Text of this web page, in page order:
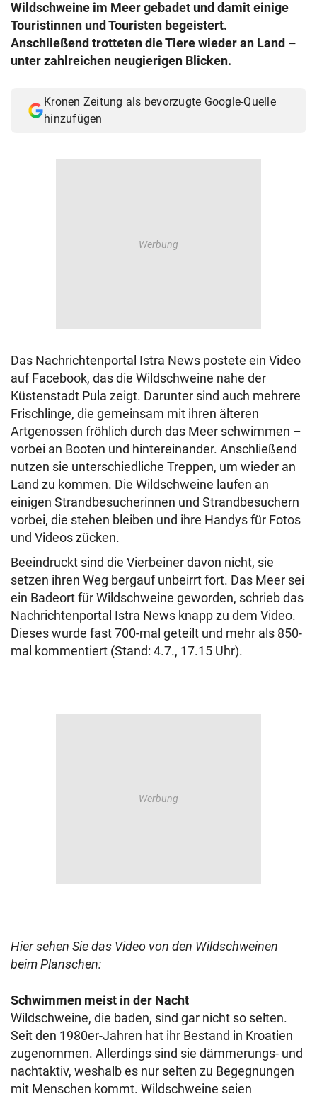
Wildschweine im Meer gebadet und damit einige
Touristinnen und Touristen begeistert.
Anschließend trotteten die Tiere wieder an Land –
unter zahlreichen neugierigen Blicken.
Kronen Zeitung als bevorzugte Google-Quelle
hinzufügen
Das Nachrichtenportal Istra News postete ein Video
auf Facebook, das die Wildschweine nahe der
Küstenstadt Pula zeigt. Darunter sind auch mehrere
Frischlinge, die gemeinsam mit ihren älteren
Artgenossen fröhlich durch das Meer schwimmen –
vorbei an Booten und hintereinander. Anschließend
nutzen sie unterschiedliche Treppen, um wieder an
Land zu kommen. Die Wildschweine laufen an
einigen Strandbesucherinnen und Strandbesuchern
vorbei, die stehen bleiben und ihre Handys für Fotos
und Videos zücken.
Beeindruckt sind die Vierbeiner davon nicht, sie
setzen ihren Weg bergauf unbeirrt fort. Das Meer sei
ein Badeort für Wildschweine geworden, schrieb das
Nachrichtenportal Istra News knapp zu dem Video.
Dieses wurde fast 700-mal geteilt und mehr als 850-
mal kommentiert (Stand: 4.7., 17.15 Uhr).
Hier sehen Sie das Video von den Wildschweinen
beim Planschen:
Schwimmen meist in der Nacht
Wildschweine, die baden, sind gar nicht so selten.
Seit den 1980er-Jahren hat ihr Bestand in Kroatien
zugenommen. Allerdings sind sie dämmerungs- und
nachtaktiv, weshalb es nur selten zu Begegnungen
mit Menschen kommt. Wildschweine seien